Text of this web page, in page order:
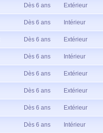
Dès 6 ans Extérieur
Dès 6 ans Intérieur
Dès 6 ans Extérieur
Dès 6 ans Intérieur
Dès 6 ans Extérieur
Dès 6 ans Extérieur
Dès 6 ans Extérieur
Dès 6 ans Intérieur